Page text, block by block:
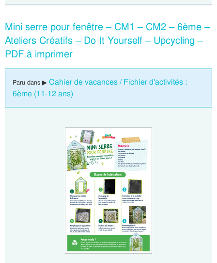
Mini serre pour fenêtre – CM1 – CM2 – 6ème –
Ateliers Créatifs – Do It Yourself – Upcycling –
PDF à imprimer
Paru dans ▶ Cahier de vacances / Fichier d'activités :
6ème (11-12 ans)